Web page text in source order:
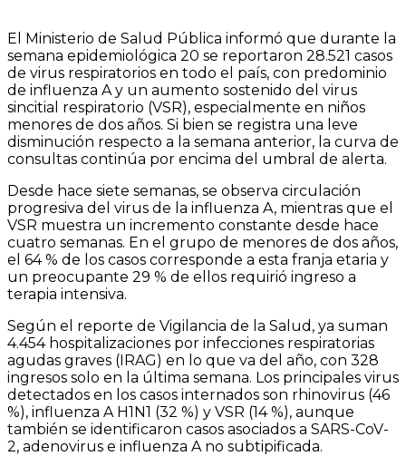
El Ministerio de Salud Pública informó que durante la
semana epidemiológica 20 se reportaron 28.521 casos
de virus respiratorios en todo el país, con predominio
de influenza A y un aumento sostenido del virus
sincitial respiratorio (VSR), especialmente en niños
menores de dos años. Si bien se registra una leve
disminución respecto a la semana anterior, la curva de
consultas continúa por encima del umbral de alerta.
Desde hace siete semanas, se observa circulación
progresiva del virus de la influenza A, mientras que el
VSR muestra un incremento constante desde hace
cuatro semanas. En el grupo de menores de dos años,
el 64 % de los casos corresponde a esta franja etaria y
un preocupante 29 % de ellos requirió ingreso a
terapia intensiva.
Según el reporte de Vigilancia de la Salud, ya suman
4.454 hospitalizaciones por infecciones respiratorias
agudas graves (IRAG) en lo que va del año, con 328
ingresos solo en la última semana. Los principales virus
detectados en los casos internados son rhinovirus (46
%), influenza A H1N1 (32 %) y VSR (14 %), aunque
también se identificaron casos asociados a SARS-CoV-
2, adenovirus e influenza A no subtipificada.